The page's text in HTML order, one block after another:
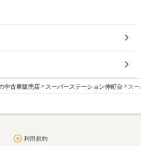
中古車販売店 スーパーステーション仲町台 ス
利用規約